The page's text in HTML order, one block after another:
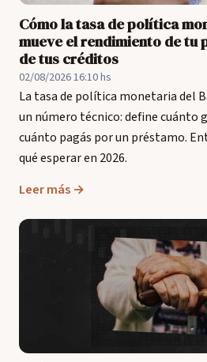
Cómo la tasa de política
mueve el rendimiento de tu
de tus créditos
02/08/2026 16:10 hs
La tasa de política monetaria del
un número técnico: define cuánto
cuánto pagás por un préstamo.
qué esperar en 2026.
Leer más →